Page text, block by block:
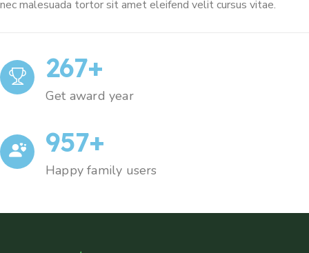
nec malesuada tortor sit amet eleifend velit cursus vitae.
267+
Get award year
957+
Happy family users